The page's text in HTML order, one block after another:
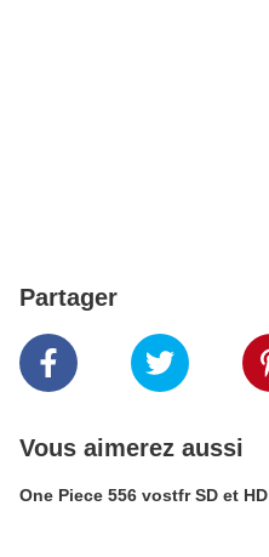
Partager
Vous aimerez aussi
One Piece 556 vostfr SD et HD